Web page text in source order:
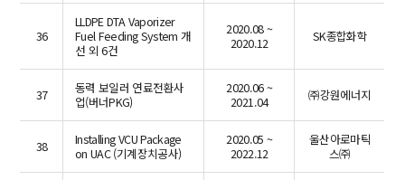
36
LLDPE DTA Vaporizer
Fuel Feeding System 개
선 외 6건
2020.08 ~
2020.12
SK종합화학
37
동력 보일러 연료전환사
업(버너PKG)
2020.06 ~
2021.04
㈜강원에너지
38
Installing VCU Package
on UAC (기계장치공사)
2020.05 ~
2022.12
울산아로마틱
스㈜